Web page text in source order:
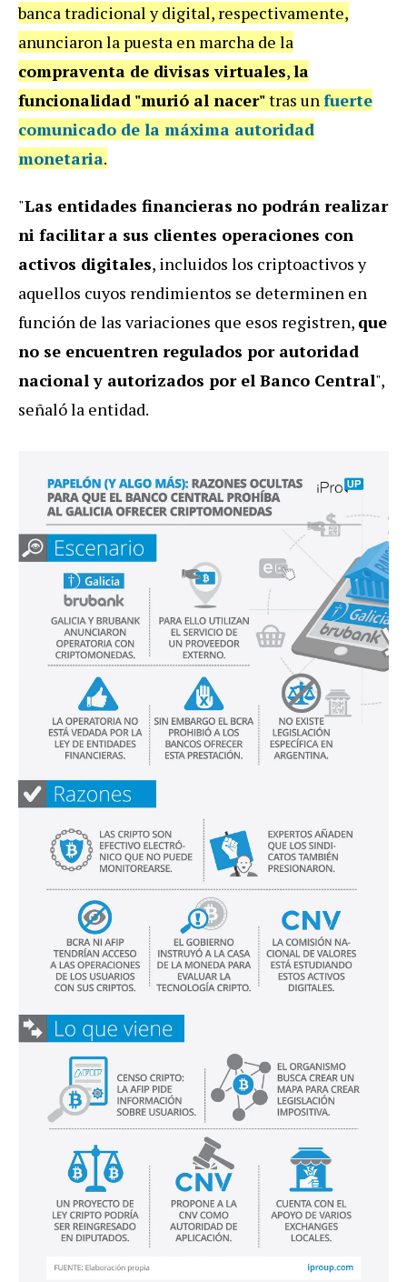
banca tradicional y digital, respectivamente,
anunciaron la puesta en marcha de la
compraventa de divisas virtuales,la
funcionalidad "murió al nacer"tras unfuerte
comunicado de la máxima autoridad
monetaria.
"Las entidades financieras no podrán realizar
ni facilitar a sus clientes operaciones con
activos digitales, incluidos los criptoactivos y
aquellos cuyos rendimientos se determinen en
función de las variaciones que esos registren, que
no se encuentren regulados por autoridad
nacional y autorizados por el Banco Central",
señaló la entidad.